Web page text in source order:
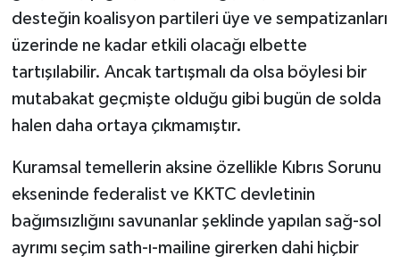
desteğin koalisyon partileri üye ve sempatizanları
üzerinde ne kadar etkili olacağı elbette
tartışılabilir. Ancak tartışmalı da olsa böylesi bir
mutabakat geçmişte olduğu gibi bugün de solda
halen daha ortaya çıkmamıştır.
Kuramsal temellerin aksine özellikle Kıbrıs Sorunu
ekseninde federalist ve KKTC devletinin
bağımsızlığını savunanlar şeklinde yapılan sağ-sol
ayrımı seçim sath-ı-mailine girerken dahi hiçbir